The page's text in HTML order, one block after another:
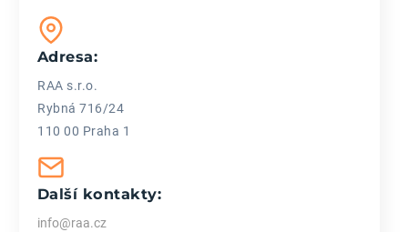
Adresa:
RAA s.r.o.
Rybná 716/24
110 00 Praha 1
Další kontakty:
info@raa.cz